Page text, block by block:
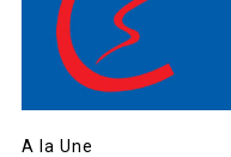
A la Une